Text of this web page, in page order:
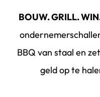
BOUW. GRILL.
BBQ van staal en
geld op te